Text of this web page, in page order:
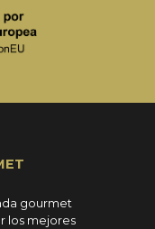
gourmet
los mejores